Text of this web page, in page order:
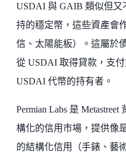
USDAI 與 GAIB 類似但
持的穩定幣，這些資產會
信、太陽能板）。這屬於
從 USDAI 取得貸款，支
USDAI 代幣的持有者。
Permian Labs 是
構化的信用市場，提供像
的結構化信用（手錶、藝